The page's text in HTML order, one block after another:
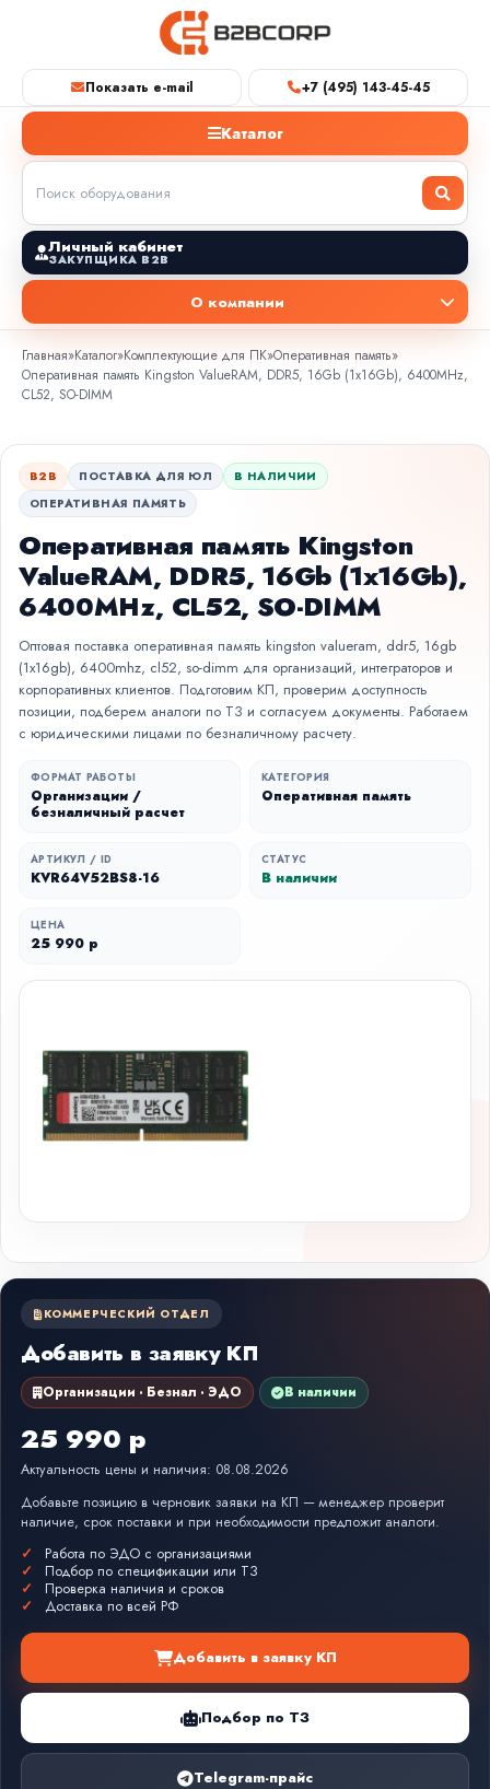
Показать e-mail +7 (495) 143-45-45
Каталог
Личный кабинет
ЗАКУПЩИКА B2B
О компании
Главная»Каталог»Комплектующие для ПК»Оперативная память»
Оперативная память Kingston ValueRAM, DDR5, 16Gb (1x16Gb), 6400MHz,
CL52, SO-DIMM
B2B ПОСТАВКА ДЛЯ ЮЛ
В НАЛИЧИИ
ОПЕРАТИВНАЯ ПАМЯТЬ
Оперативная память Kingston
ValueRAM, DDR5, 16Gb (1x16Gb),
6400MHz, CL52, SO-DIMM
Оптовая поставка оперативная память kingston valueram, ddr5, 16gb
(1x16gb), 6400mhz, cl52, so-dimm для организаций, интеграторов и
корпоративных клиентов. Подготовим КП, проверим доступность
позиции, подберем аналоги по ТЗ и согласуем документы. Работаем
с юридическими лицами по безналичному расчету.
ФОРМАТ РАБОТЫ
Организации /
безналичный расчет
КАТЕГОРИЯ
Оперативная память
АРТИКУЛ / ID
KVR64V52BS8-16
СТАТУС
В наличии
ЦЕНА
25 990 р
КОММЕРЧЕСКИЙ ОТДЕЛ
Добавить в заявку КП
Организации · Безнал · ЭДО В наличии
25 990 р
Актуальность цены и наличия: 08.08.2026
Добавьте позицию в черновик заявки на КП — менеджер проверит
наличие, срок поставки и при необходимости предложит аналоги.
Работа по ЭДО с организациями
Подбор по спецификации или ТЗ
Проверка наличия и сроков
Доставка по всей РФ
Добавить в заявку КП
Подбор по ТЗ
Telegram-прайс